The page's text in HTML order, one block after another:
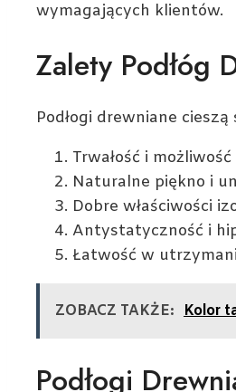
wymagających klientów.
Zalety Podłóg
Podłogi drewniane
Trwałość i
Naturalne piękno i
Dobre właściwości
Antystatyczność i
Łatwość w
ZOBACZ TAKŻE: Kolor
Podłogi